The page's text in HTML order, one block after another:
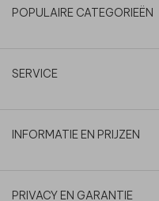
POPULAIRE CATEGORIEËN
SERVICE
INFORMATIE EN PRIJZEN
PRIVACY EN GARANTIE